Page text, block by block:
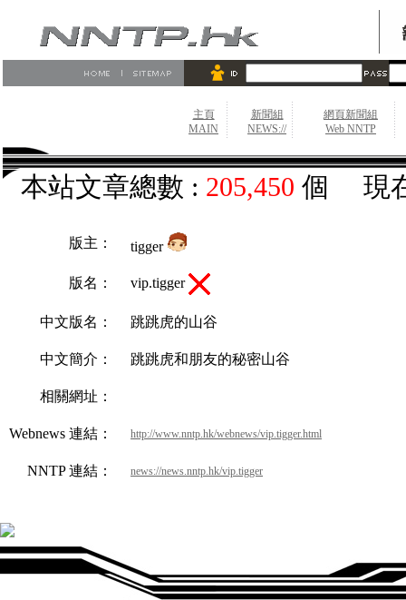
主頁
MAIN
新聞組
NEWS://
網頁新聞組
Web NNTP
本站文章總數 : 205,450 個 現
版主： tigger
版名： vip.tigger
中文版名： 跳跳虎的山谷
中文簡介： 跳跳虎和朋友的秘密山谷
相關網址：
Webnews 連結： http://www.nntp.hk/webnews/vip.tigger.html
NNTP 連結： news://news.nntp.hk/vip.tigger